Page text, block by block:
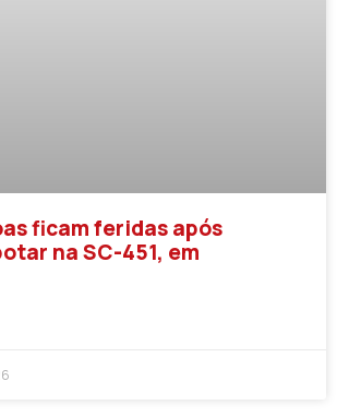
ficam feridas após
na SC-451, em